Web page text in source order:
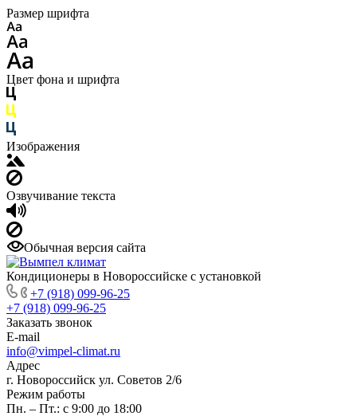
Размер шрифта
Цвет фона и шрифта
Изображения
Озвучивание текста
Обычная версия сайта
Кондиционеры в Новороссийске с установкой
+7 (918) 099-96-25
+7 (918) 099-96-25
Заказать звонок
E-mail
info@vimpel-climat.ru
Адрес
г. Новороссийск ул. Советов 2/6
Режим работы
Пн. – Пт.: с 9:00 до 18:00